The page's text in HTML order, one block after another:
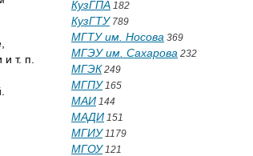
т. п.
КузГПА 182
КузГТУ789
МГТУ им. Носова 369
МГЭУ им. Сахарова 232
МГЭК 249
МГПУ165
МАИ 144
МАДИ 151
МГИУ1179
МГОУ121